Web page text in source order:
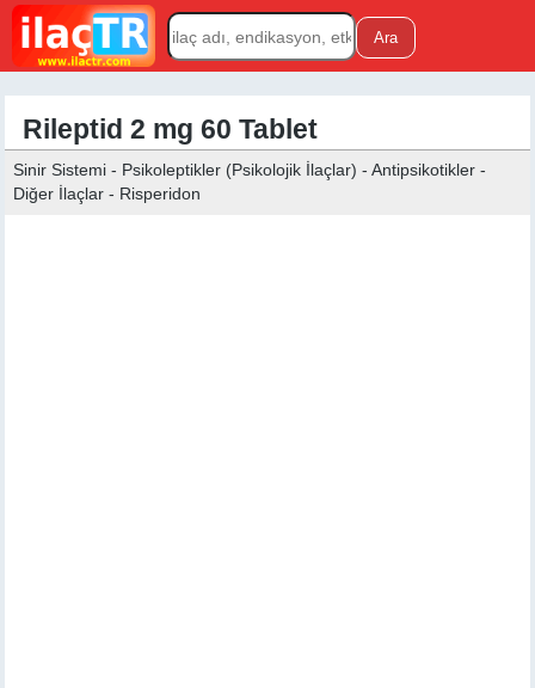
Rileptid 2 mg 60 Tablet
Sinir Sistemi - Psikoleptikler (Psikolojik İlaçlar) - Antipsikotikler -
Diğer İlaçlar - Risperidon